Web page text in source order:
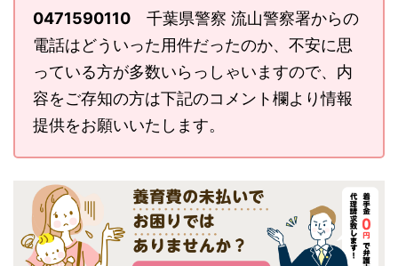
0471590110 千葉県警察 流山警察署からの
電話はどういった用件だったのか、不安に思
っている方が多数いらっしゃいますので、内
容をご存知の方は下記のコメント欄より情報
提供をお願いいたします。